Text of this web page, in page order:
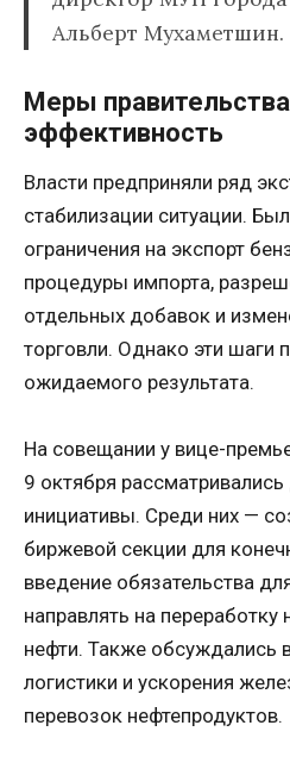
Альберт Мухаметшин.
Меры
эффективность
Власти предприняли ряд
стабилизации ситуации.
ограничения на экспорт
процедуры импорта,
отдельных добавок и
торговли. Однако эти шаги
ожидаемого результата.
На совещании у вице-
9 октября
инициативы. Среди них —
биржевой секции для
введение обязательства
направлять на
нефти. Также обсуждались
логистики и ускорения
перевозок нефтепродуктов.